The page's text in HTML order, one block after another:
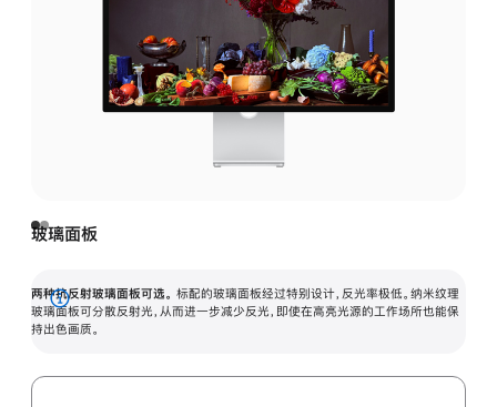
玻璃面板
两种抗反射玻璃面板可选。 标配的玻璃面板经过特别设计，反光率极低。纳米纹理
玻璃面板可分散反射光，从而进一步减少反光，即使在高亮光源的工作场所也能保
持出色画质。
展
开